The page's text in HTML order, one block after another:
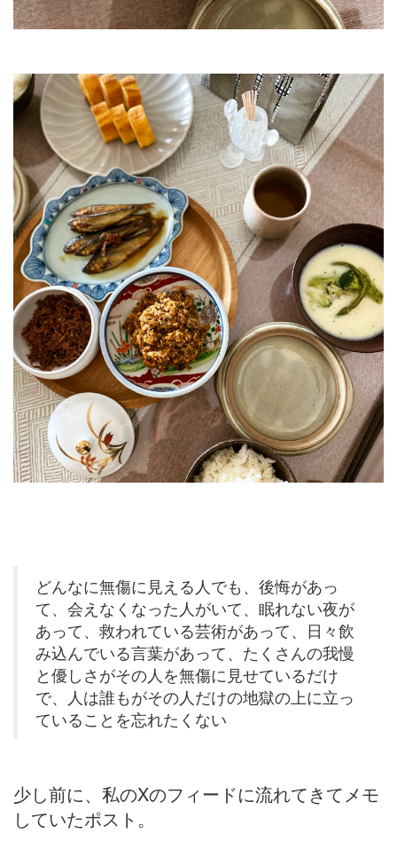
どんなに無傷に見える人でも、後悔があっ
て、会えなくなった人がいて、眠れない夜が
あって、救われている芸術があって、日々飲
み込んでいる言葉があって、たくさんの我慢
と優しさがその人を無傷に見せているだけ
で、人は誰もがその人だけの地獄の上に立っ
ていることを忘れたくない
少し前に、私のXのフィードに流れてきてメモ
していたポスト。